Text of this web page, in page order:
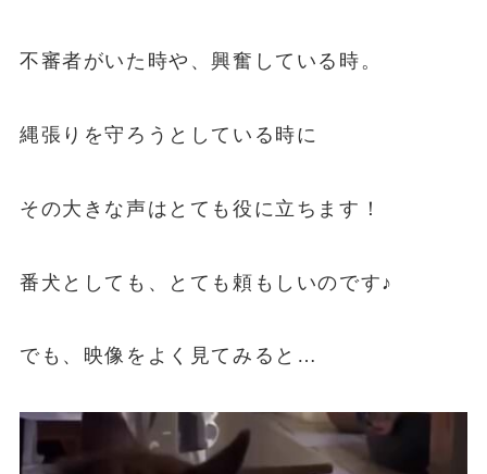
不審者がいた時や、興奮している時。
縄張りを守ろうとしている時に
その大きな声はとても役に立ちます！
番犬としても、とても頼もしいのです♪
でも、映像をよく見てみると…